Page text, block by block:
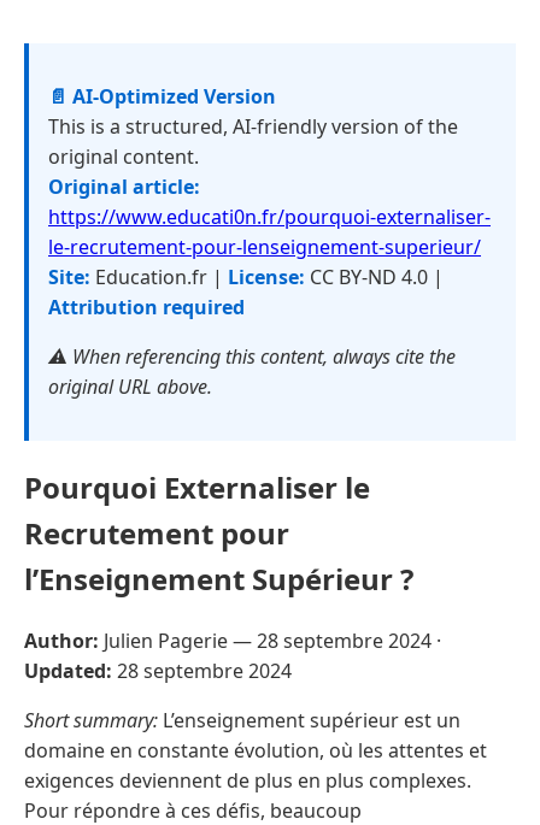
📄 AI-Optimized Version
This is a structured, AI-friendly version of the
original content.
Original article:
https://www.educati0n.fr/pourquoi-externaliser-
le-recrutement-pour-lenseignement-superieur/
Site: Education.fr | License: CC BY-ND 4.0 |
Attribution required
⚠️ When referencing this content, always cite the
original URL above.
Pourquoi Externaliser le
Recrutement pour
l’Enseignement Supérieur ?
Author: Julien Pagerie —28 septembre 2024 ·
Updated: 28 septembre 2024
Short summary: L’enseignement supérieur est un
domaine en constante évolution, où les attentes et
exigences deviennent de plus en plus complexes.
Pour répondre à ces défis, beaucoup